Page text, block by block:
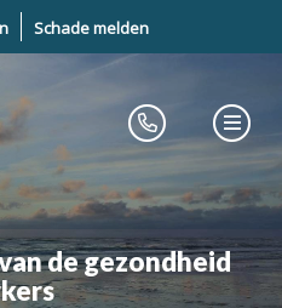
Schade melden
de gezondheid